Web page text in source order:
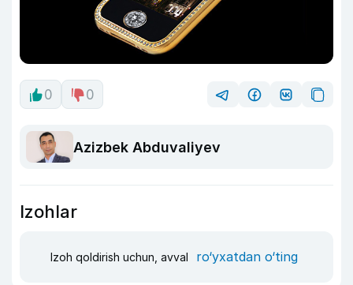
0 0
Azizbek Abduvaliyev
Izohlar
Izoh qoldirish uchun, avval ro‘yxatdan o‘ting